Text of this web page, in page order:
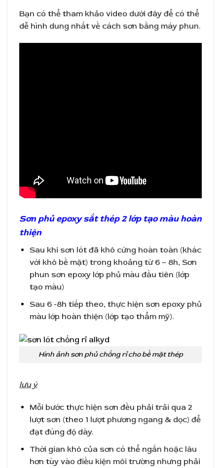
Bạn có thể tham khảo video dưới đây để có thể
dễ hình dung nhất về cách sơn bằng máy phun.
Sơn phủ epoxy sắt thép 2 lớp tạo màu hoàn
thiện
Sau khi sơn lót đã khô cứng hoàn toàn (khác
với khô bề mặt) trong khoảng từ 6 – 8h, Sơn
phun sơn epoxy lớp phủ màu đầu tiên (lớp
tạo màu)
Sau 6 -8h tiếp theo, thực hiện sơn epoxy phủ
màu lớp hoàn thiện (lớp tạo thẩm mỹ).
Hình ảnh sơn phủ chống rỉ cho bề mặt thép
lưu ý
Mỗi bước thực hiện sơn đều phải trải qua 2
lượt sơn (theo 1 lượt phương ngang & dọc) để
đạt đúng độ dày.
Thời gian khô của sơn có thể ngắn hoặc lâu
hơn tùy vào điều kiện môi trường nhưng phải